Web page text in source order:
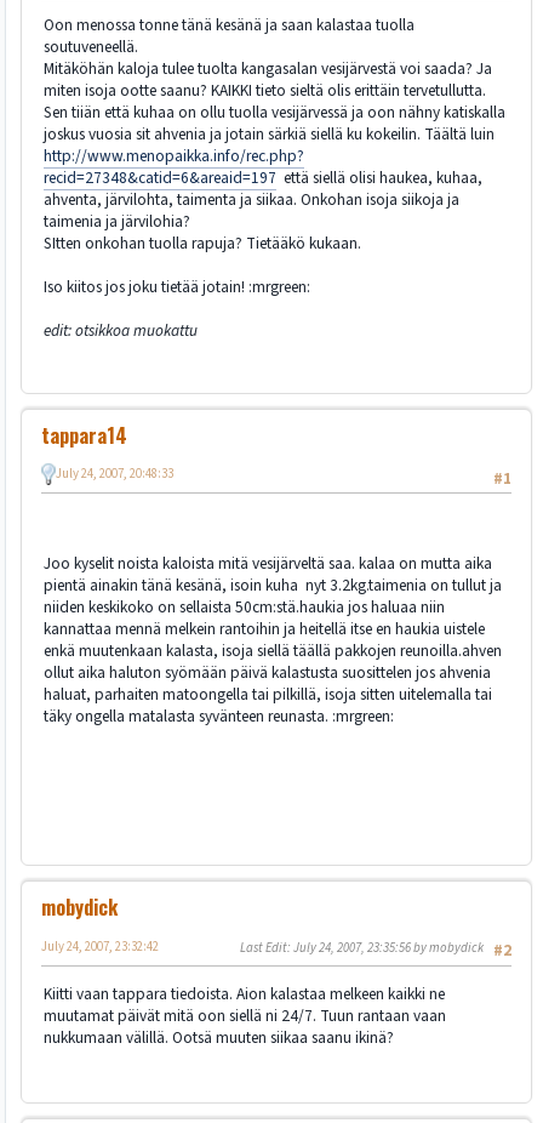
Oon menossa tonne tänä kesänä ja saan kalastaa tuolla
soutuveneellä.
Mitäköhän kaloja tulee tuolta kangasalan vesijärvestä voi saada? Ja
miten isoja ootte saanu? KAIKKI tieto sieltä olis erittäin tervetullutta.
Sen tiiän että kuhaa on ollu tuolla vesijärvessä ja oon nähny katiskalla
joskus vuosia sit ahvenia ja jotain särkiä siellä ku kokeilin. Täältä luin
http://www.menopaikka.info/rec.php?
recid=27348&catid=6&areaid=197 että siellä olisi haukea, kuhaa,
ahventa, järvilohta, taimenta ja siikaa. Onkohan isoja siikoja ja
taimenia ja järvilohia?
SItten onkohan tuolla rapuja? Tietääkö kukaan.
Iso kiitos jos joku tietää jotain! :mrgreen:
edit: otsikkoa muokattu
tappara14
#1
July 24, 2007, 20:48:33
Joo kyselit noista kaloista mitä vesijärveltä saa. kalaa on mutta aika
pientä ainakin tänä kesänä, isoin kuha nyt 3.2kg.taimenia on tullut ja
niiden keskikoko on sellaista 50cm:stä.haukia jos haluaa niin
kannattaa mennä melkein rantoihin ja heitellä itse en haukia uistele
enkä muutenkaan kalasta, isoja siellä täällä pakkojen reunoilla.ahven
ollut aika haluton syömään päivä kalastusta suosittelen jos ahvenia
haluat, parhaiten matoongella tai pilkillä, isoja sitten uitelemalla tai
täky ongella matalasta syvänteen reunasta. :mrgreen:
mobydick
#2
July 24, 2007, 23:32:42 Last Edit: July 24, 2007, 23:35:56 by mobydick
Kiitti vaan tappara tiedoista. Aion kalastaa melkeen kaikki ne
muutamat päivät mitä oon siellä ni 24/7. Tuun rantaan vaan
nukkumaan välillä. Ootsä muuten siikaa saanu ikinä?